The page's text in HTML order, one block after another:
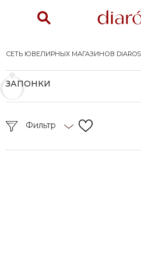
СЕТЬ ЮВЕЛИРНЫХ МАГАЗИНОВ
ЗАПОНКИ
Фильтр